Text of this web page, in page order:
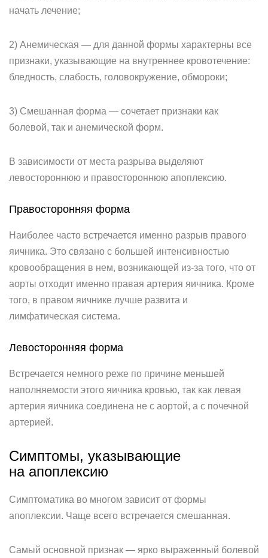
начать лечение;
2) Анемическая — для данной формы характерны все
признаки, указывающие на внутреннее кровотечение:
бледность, слабость, головокружение, обмороки;
3) Смешанная форма — сочетает признаки как
болевой, так и анемической форм.
В зависимости от места разрыва выделяют
левостороннюю и правостороннюю апоплексию.
Правосторонняя форма
Наиболее часто встречается именно разрыв правого
яичника. Это связано с большей интенсивностью
кровообращения в нем, возникающей из-за того, что от
аорты отходит именно правая артерия яичника. Кроме
того, в правом яичнике лучше развита и
лимфатическая система.
Левосторонняя форма
Встречается немного реже по причине меньшей
наполняемости этого яичника кровью, так как левая
артерия яичника соединена не с аортой, а с почечной
артерией.
Симптомы, указывающие
на апоплексию
Симптоматика во многом зависит от формы
апоплексии. Чаще всего встречается смешанная.
Самый основной признак — ярко выраженный болевой